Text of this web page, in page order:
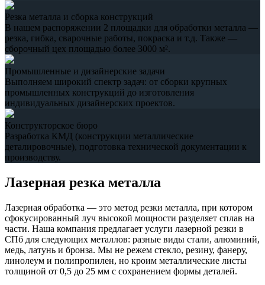
Резка металла и сборка конструкций
В нашем распоряжении 2 площадки для обработки металла —
резка, гибка, сварочные работы, покраска и т.д. Также —
сборочный цех площадью более 3000 м².
Промышленные и дизайнерские задачи
Выполняем широкий спектр задач: от сборки крупных
промышленных конструкций до изготовления
индивидуальных дизайнерских проектов.
Конструкторское бюро
Разработка КМД (конструкции металлические
деталировочные), подготовка технической документации к
производству.
Лазерная резка металла
Лазерная обработка — это метод резки металла, при котором
сфокусированный луч высокой мощности разделяет сплав на
части. Наша компания предлагает услуги лазерной резки в
СПб для следующих металлов: разные виды стали, алюминий,
медь, латунь и бронза. Мы не режем стекло, резину, фанеру,
линолеум и полипропилен, но кроим металлические листы
толщиной от 0,5 до 25 мм с сохранением формы деталей.